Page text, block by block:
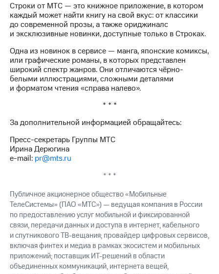
развитие
деловая этика
На главную
Строки от МТС — это книжное приложение, в котором
каждый может найти книгу на свой вкус: от классики
до современной прозы, а также ориджиналс
и эксклюзивные новинки, доступные только в Строках.
Одна из новинок в сервисе — манга, японские комиксы,
или графические романы, в которых представлен
широкий спектр жанров. Они отличаются чёрно-
белыми иллюстрациями, сложными деталями
и форматом чтения «справа налево».
* * *
За дополнительной информацией обращайтесь:
Пресс-секретарь Группы МТС
Ирина Дерюгина
e-mail: pr@mts.ru
* * *
Публичное акционерное общество «Мобильные
ТелеСистемы» (ПАО «МТС») — ведущая компания в России
по предоставлению услуг мобильной и фиксированной
связи, передачи данных и доступа в интернет, кабельного
и спутникового ТВ-вещания; провайдер цифровых сервисов,
включая финтех и медиа в рамках экосистем и мобильных
приложений; поставщик ИТ-решений в области
объединенных коммуникаций, интернета вещей,